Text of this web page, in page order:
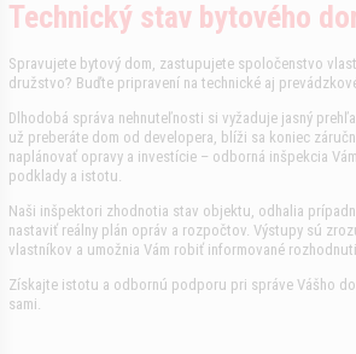
Technický stav bytového
Spravujete bytový dom, zastupujete spoločenstvo
družstvo? Buďte pripravení na technické aj
Dlhodobá správa nehnuteľnosti si vyžaduje jasný
už preberáte dom od developera, blíži sa koniec
naplánovať opravy a investície – odborná inšpekcia
podklady a istotu.
Naši inšpektori zhodnotia stav objektu, odhalia
nastaviť reálny plán opráv a rozpočtov. Výstupy sú
vlastníkov a umožnia Vám robiť informované
Získajte istotu a odbornú podporu pri správe Vášho
sami.